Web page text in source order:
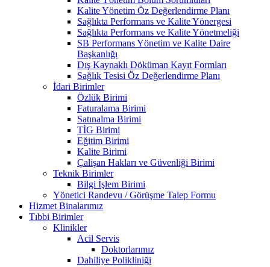
Kalite Yönetim Öz Değerlendirme Planı
Sağlıkta Performans ve Kalite Yönergesi
Sağlıkta Performans ve Kalite Yönetmeliği
SB Performans Yönetim ve Kalite Daire
Başkanlığı
Dış Kaynaklı Döküman Kayıt Formları
Sağlık Tesisi Öz Değerlendirme Planı
İdari Birimler
Özlük Birimi
Faturalama Birimi
Satınalma Birimi
TİG Birimi
Eğitim Birimi
Kalite Birimi
Çalişan Hakları ve Güvenliği Birimi
Teknik Birimler
Bilgi İşlem Birimi
Yönetici Randevu / Görüşme Talep Formu
Hizmet Binalarımız
Tıbbi Birimler
Klinikler
Acil Servis
Doktorlarımız
Dahiliye Polikliniği